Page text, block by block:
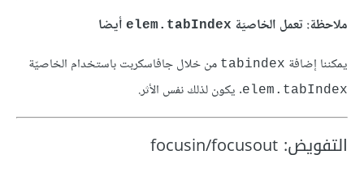
ملاحظة: تعمل الخاصيّة elem.tabIndex أيضا
يمكننا إضافة tabindex من خلال جافاسكربت باستخدام الخاصيّة
elem.tabIndex. يكون لذلك نفس الأثر.
التفويض: focusin/focusout